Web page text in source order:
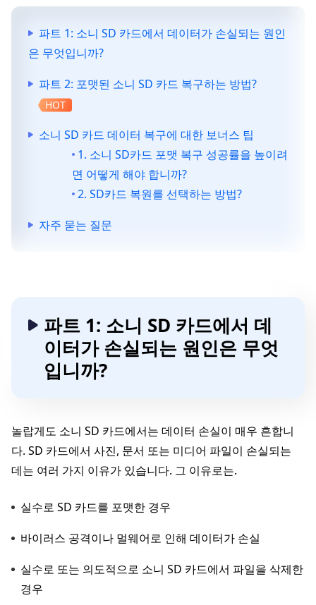
파트 1: 소니 SD 카드에서 데이터가 손실되는 원인
은 무엇입니까?
파트 2: 포맷된 소니 SD 카드 복구하는 방법?
HOT
소니 SD 카드 데이터 복구에 대한 보너스 팁
1. 소니 SD카드 포맷 복구 성공률을 높이려
면 어떻게 해야 합니까?
2. SD카드 복원를 선택하는 방법?
자주 묻는 질문
파트 1: 소니 SD 카드에서 데
이터가 손실되는 원인은 무엇
입니까?
놀랍게도 소니 SD 카드에서는 데이터 손실이 매우 흔합니
다. SD 카드에서 사진, 문서 또는 미디어 파일이 손실되는
데는 여러 가지 이유가 있습니다. 그 이유로는.
실수로 SD 카드를 포맷한 경우
바이러스 공격이나 멀웨어로 인해 데이터가 손실
실수로 또는 의도적으로 소니 SD 카드에서 파일을 삭제한
경우